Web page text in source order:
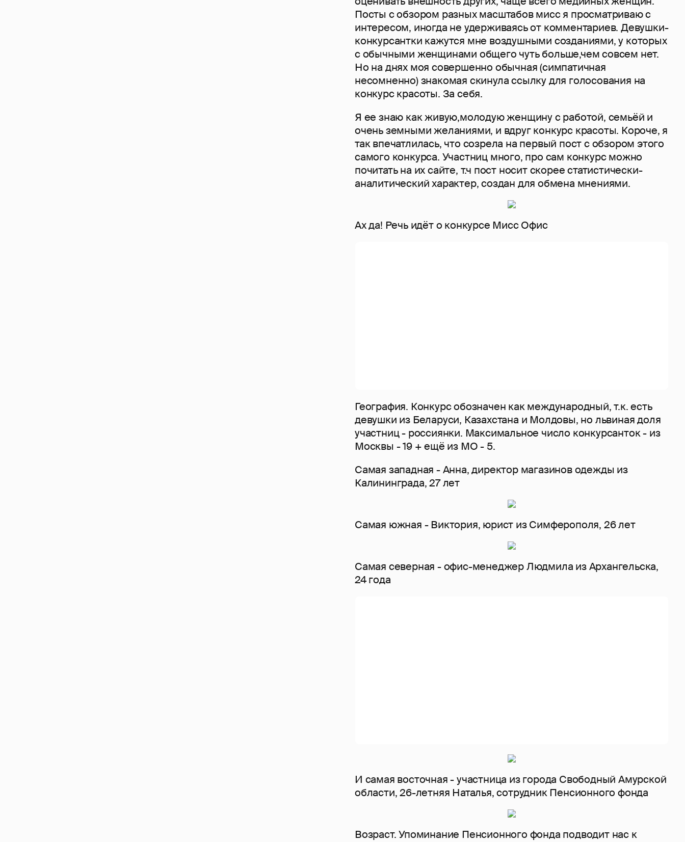
Посты с обзором разных масштабов мисс я просматриваю с
интересом, иногда не удерживаясь от комментариев. Девушки-
конкурсантки кажутся мне воздушными созданиями, у которых
с обычными женщинами общего чуть больше,чем совсем нет.
Но на днях моя совершенно обычная (симпатичная
несомненно) знакомая скинула ссылку для голосования на
конкурс красоты. За себя.
Я ее знаю как живую,молодую женщину с работой, семьёй и
очень земными желаниями, и вдруг конкурс красоты. Короче, я
так впечатлилась, что созрела на первый пост с обзором этого
самого конкурса. Участниц много, про сам конкурс можно
почитать на их сайте, т.ч пост носит скорее статистически-
аналитический характер, создан для обмена мнениями.
Ах да! Речь идёт о конкурсе Мисс Офис
География. Конкурс обозначен как международный, т.к. есть
девушки из Беларуси, Казахстана​ и Молдовы, но львиная доля
участниц - россиянки. Максимальное число конкурсанток - из
Москвы - 19 + ещё из МО - 5.
Самая западная - Анна, директор магазинов одежды из
Калининграда, 27 лет
Самая южная - Виктория, юрист из Симферополя, 26 лет
Самая северная - офис-менеджер Людмила из Архангельска,
24 года
И самая восточная - участница из города Свободный Амурской
области, 26-летняя Наталья, сотрудник Пенсионного фонда
Возраст. Упоминание Пенсионного фонда подводит нас к